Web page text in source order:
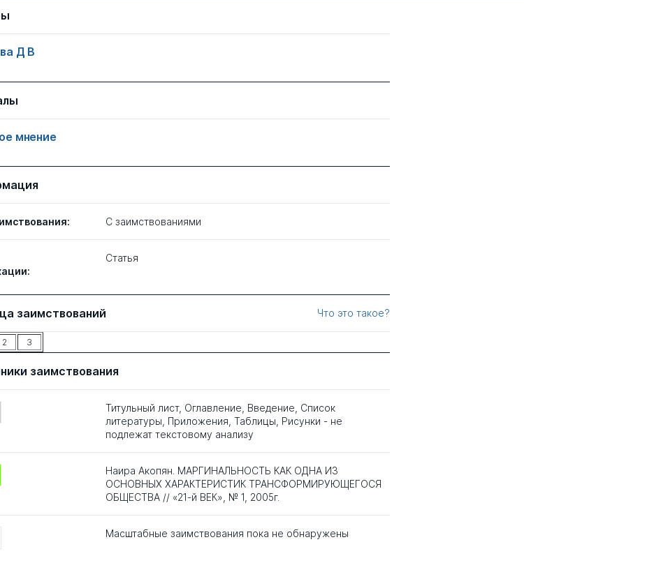
Д В
мнение
C заимствованиями
Статья
заимствований Что это такое?
2 3
заимствования
Титульный лист, Оглавление, Введение, Список
литературы, Приложения, Таблицы, Рисунки - не
подлежат текстовому анализу
Наира Акопян. МАРГИНАЛЬНОСТЬ КАК ОДНА ИЗ
ОСНОВНЫХ ХАРАКТЕРИСТИК ТРАНСФОРМИРУЮЩЕГОСЯ
ОБЩЕСТВА // «21-й ВЕК», № 1, 2005г.
Масштабные заимствования пока не обнаружены